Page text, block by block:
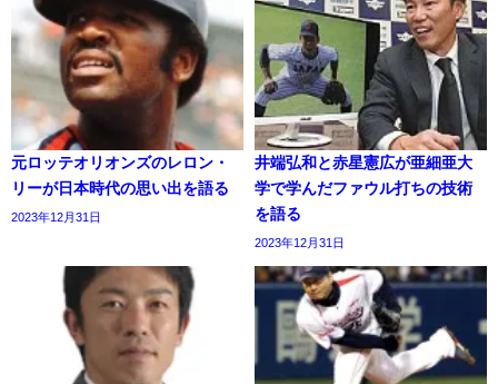
元ロッテオリオンズのレロン・
リーが日本時代の思い出を語る
2023年12月31日
井端弘和と赤星憲広が亜細亜大
学で学んだファウル打ちの技術
を語る
2023年12月31日